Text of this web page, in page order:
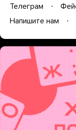
Телеграм
Напишите нам